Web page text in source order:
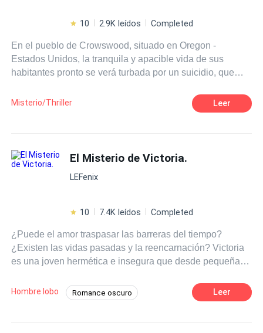
10 2.9K leídos Completed
En el pueblo de Crowswood, situado en Oregon -
Estados Unidos, la tranquila y apacible vida de sus
habitantes pronto se verá turbada por un suicidio, que
ellos algo más perverso, antiguo y maligno, ligado a la
tormentosa historia local, un secreto que nunca debería
Misterio/Thriller Leer
El Misterio de Victoria.
LEFenix
10 7.4K leídos Completed
¿Puede el amor traspasar las barreras del tiempo?
¿Existen las vidas pasadas y la reencarnación? Victoria
es una joven hermética e insegura que desde pequeña
como "ángeles y demonios en forma de lobos"; sin
embargo, no solo ve a estas criaturas, también contempla
Hombre lobo Romance oscuro Leer